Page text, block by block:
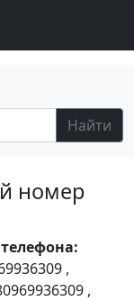
Найти
номер
,
,